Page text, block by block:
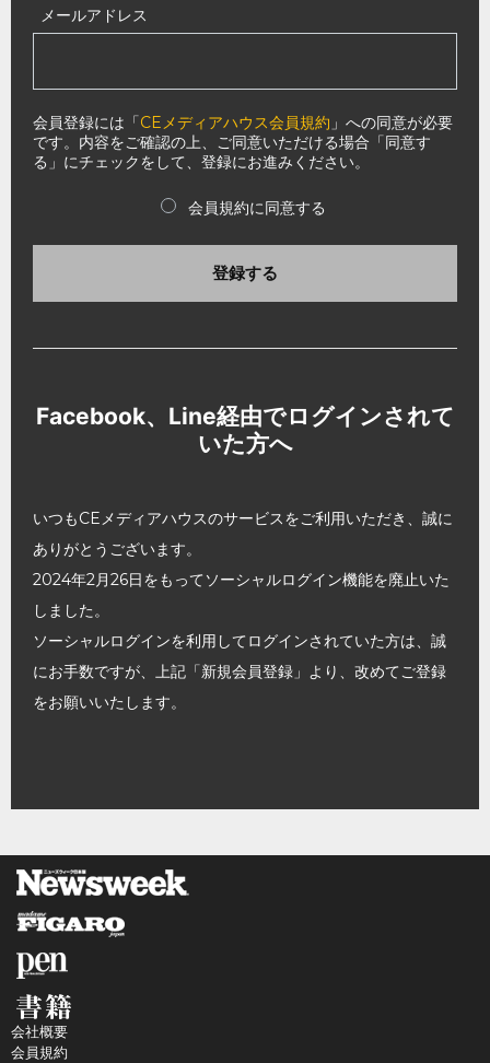
メールアドレス
会員登録には「CEメディアハウス会員規約 」への同意が必要
です。内容をご確認の上、ご同意いただける場合「同意す
る」にチェックをして、登録にお進みください。
会員規約に同意する
登録する
Facebook、Line経由でログインされて
いた方へ
いつもCEメディアハウスのサービスをご利用いただき、誠に
ありがとうございます。
2024年2月26日をもってソーシャルログイン機能を廃止いた
しました。
ソーシャルログインを利用してログインされていた方は、誠
にお手数ですが、上記「新規会員登録」より、改めてご登録
をお願いいたします。
会社概要
会員規約